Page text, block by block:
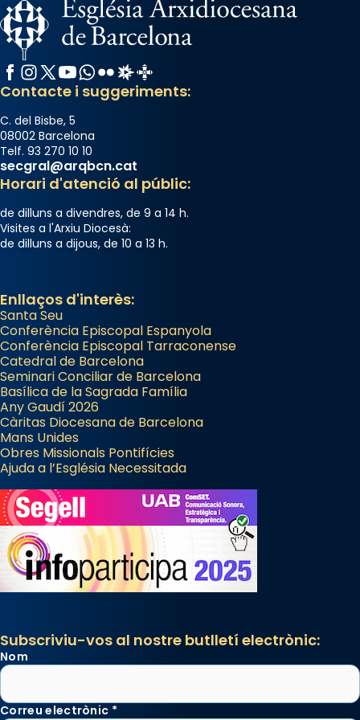
Facebook
Instagram
X / Twitter
YouTube
WhatsApp
FlickrRadio Estel
Catalunya Cristiana
Contacte i suggeriments:
C. del Bisbe, 5
08002 Barcelona
Telf. 93 270 10 10
secgral@arqbcn.cat
Horari d'atenció al públic:
de dilluns a divendres, de 9 a 14 h.
Visites a l'Arxiu Diocesà:
de dilluns a dijous, de 10 a 13 h.
Enllaços d'interès:
Santa Seu
Conferència Episcopal Espanyola
Conferència Episcopal Tarraconense
Catedral de Barcelona
Seminari Conciliar de Barcelona
Basílica de la Sagrada Família
Any Gaudí 2026
Càritas Diocesana de Barcelona
Mans Unides
Obres Missionals Pontifícies
Ajuda a l’Església Necessitada
Subscriviu-vos al nostre butlletí electrònic:
Nom
Correu electrònic *